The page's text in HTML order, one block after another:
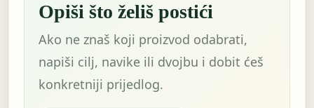
Opiši što želiš postići
Ako ne znaš koji proizvod odabrati,
napiši cilj, navike ili dvojbu i dobit ćeš
konkretniji prijedlog.